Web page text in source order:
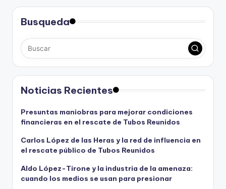
Busqueda
Noticias Recientes
Presuntas maniobras para mejorar condiciones
financieras en el rescate de Tubos Reunidos
Carlos López de las Heras y la red de influencia en
el rescate público de Tubos Reunidos
Aldo López-Tirone y la industria de la amenaza:
cuando los medios se usan para presionar